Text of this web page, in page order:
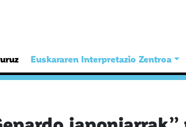
Euskararen Interpretazio Zentroa